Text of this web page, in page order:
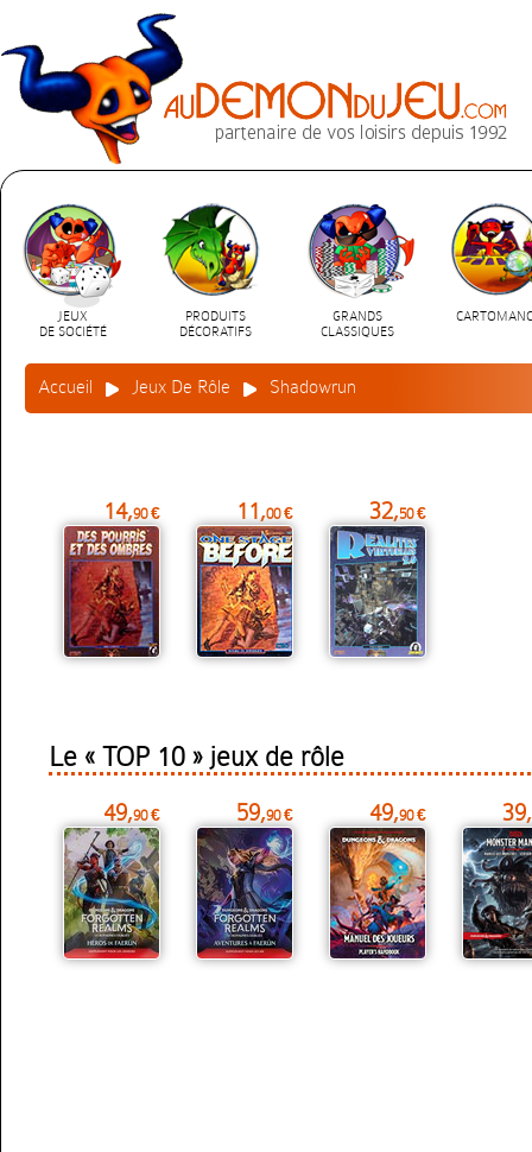
JEUX
DE SOCIÉTÉ
PRODUITS
DÉCORATIFS
GRANDS
CLASSIQUES
Accueil Jeux De Rôle Shadowrun
14,90 € 11,00 € 32,50 €
Le « TOP 10 » jeux de rôle
49,90 € 59,90 € 49,90 € 39,